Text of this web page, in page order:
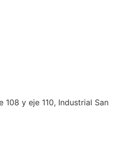
108 y eje 110, Industrial San